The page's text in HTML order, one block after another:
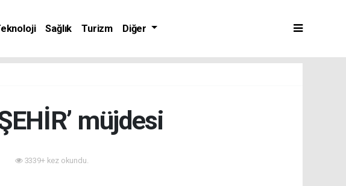
Sağlık Turizm Diğer
müjdesi
3339+ kez okundu.